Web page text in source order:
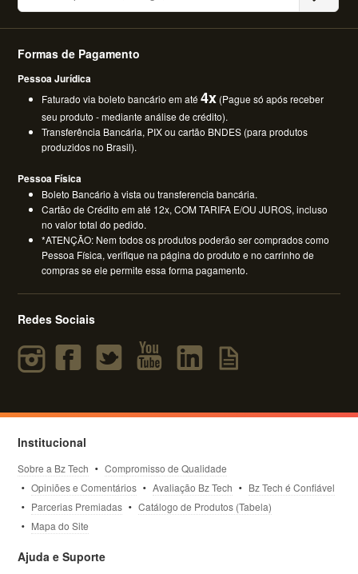
Formas de Pagamento
Pessoa Jurídica
Faturado via boleto bancário em até4x (Pague só após receber
seu produto - mediante análise de crédito).
Transferência Bancária, PIX ou cartão BNDES (para produtos
produzidos no Brasil).
Pessoa Física
Boleto Bancário à vista ou transferencia bancária.
Cartão de Crédito em até 12x, COM TARIFA E/OU JUROS, incluso
no valor total do pedido.
*ATENÇÃO: Nem todos os produtos poderão ser comprados como
Pessoa Física, verifique na página do produto e no carrinho de
compras se ele permite essa forma pagamento.
Redes Sociais
Institucional
Sobre a Bz Tech
Compromisso de Qualidade
Opiniões e Comentários
Avaliação Bz Tech
Bz Tech é Confiável
Parcerias Premiadas
Catálogo de Produtos (Tabela)
Mapa do Site
Ajuda e Suporte